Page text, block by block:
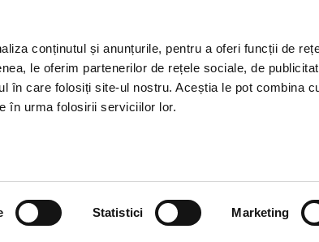
conținutul și anunțurile, pentru a oferi funcții de
le oferim partenerilor de rețele sociale, de
în care folosiți site-ul nostru. Aceștia le pot combina
în urma folosirii serviciilor lor.
Statistici Marketing